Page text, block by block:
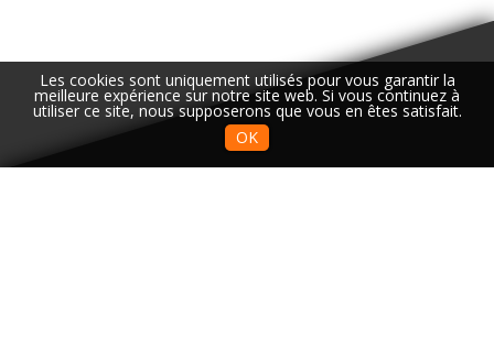
Les cookies sont uniquement utilisés pour vous garantir la
meilleure expérience sur notre site web. Si vous continuez à
utiliser ce site, nous supposerons que vous en êtes satisfait.
OK